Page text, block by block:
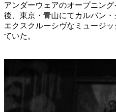
アンダーウェアのオープニン
後、東京・青山にてカルバン
エクスクルーシヴなミュージ
ていた。